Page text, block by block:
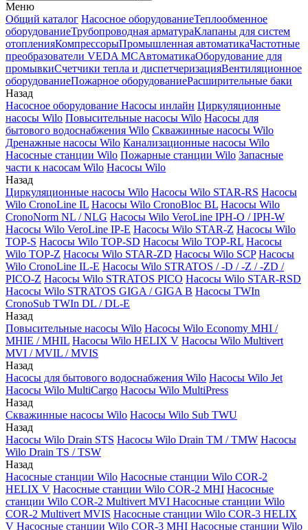
Меню
Общий каталог Насосное оборудованиеТеплообменное
оборудованиеТрубопроводная арматураКлапаны для систем
отопленияКомпрессорыПромышленная автоматикаЧастотные
преобразователи VEDA MCАвтоматикаОборудование для
промывкиСчетчики тепла и диспетчеризацияВентиляционное
оборудованиеПожарное оборудованиеРасширительные баки
Назад
Насосное оборудование Насосы инлайн Циркуляционные
насосы Wilo Повысительные насосы Wilo Насосы для
бытового водоснабжения Wilo Скважинные насосы Wilo
Дренажные насосы Wilo Канализационные насосы Wilo
Насосные станции Wilo Пожарные станции Wilo Запасные
части к насосам Wilo Насосы Wilo
Назад
Циркуляционные насосы Wilo Насосы Wilo STAR-RS Насосы
Wilo CronoLine IL Насосы Wilo CronoBloc BL Насосы Wilo
CronoNorm NL / NLG Насосы Wilo VeroLine IPH-O / IPH-W
Насосы Wilo VeroLine IP-E Насосы Wilo STAR-Z Насосы Wilo
TOP-S Насосы Wilo TOP-SD Насосы Wilo TOP-RL Насосы
Wilo TOP-Z Насосы Wilo STAR-ZD Насосы Wilo SCP Насосы
Wilo CronoLine IL-E Насосы Wilo STRATOS / -D / -Z / -ZD /
PICO-Z Насосы Wilo STRATOS PICO Насосы Wilo STAR-RSD
Насосы Wilo STRATOS GIGA / GIGA B Насосы TWIn
CronoSub TWIn DL / DL-E
Назад
Повысительные насосы Wilo Насосы Wilo Economy MHI /
MHIE / MHIL Насосы Wilo HELIX V Насосы Wilo Multivert
MVI / MVIL / MVIS
Назад
Насосы для бытового водоснабжения Wilo Насосы Wilo Jet
Насосы Wilo MultiCargo Насосы Wilo MultiPress
Назад
Скважинные насосы Wilo Насосы Wilo Sub TWU
Назад
Насосы Wilo Drain STS Насосы Wilo Drain TM / TMW Насосы
Wilo Drain TS / TSW
Назад
Насосные станции Wilo Насосные станции Wilo COR-2
HELIX V Насосные станции Wilo COR-2 MHI Насосные
станции Wilo COR-2 Multivert MVI Насосные станции Wilo
COR-2 Multivert MVIS Насосные станции Wilo COR-3 HELIX
V Насосные станции Wilo COR-3 MHI Насосные станции Wilo